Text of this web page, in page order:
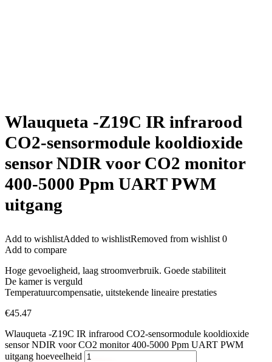
Wlauqueta -Z19C IR infrarood
CO2-sensormodule kooldioxide
sensor NDIR voor CO2 monitor
400-5000 Ppm UART PWM
uitgang
Add to wishlistAdded to wishlistRemoved from wishlist 0
Add to compare
Hoge gevoeligheid, laag stroomverbruik. Goede stabiliteit
De kamer is verguld
Temperatuurcompensatie, uitstekende lineaire prestaties
€45.47
Wlauqueta -Z19C IR infrarood CO2-sensormodule kooldioxide
sensor NDIR voor CO2 monitor 400-5000 Ppm UART PWM
uitgang hoeveelheid